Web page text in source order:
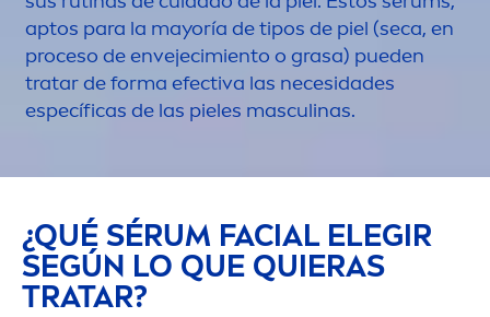
aptos para la mayoría de tipos de piel (seca, en
proceso de envejecimiento o grasa) pueden
tratar de forma efectiva las necesidades
específicas de las pieles masculinas.
¿QUÉ SÉRUM FACIAL ELEGIR
SEGÚN LO QUE QUIERAS
TRATAR?